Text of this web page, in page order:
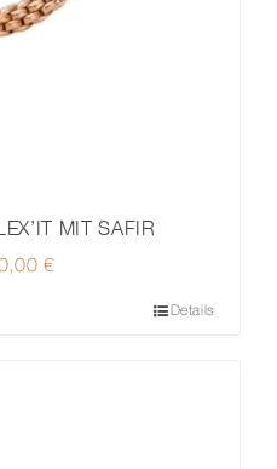
MIT SAFIR
€
Details